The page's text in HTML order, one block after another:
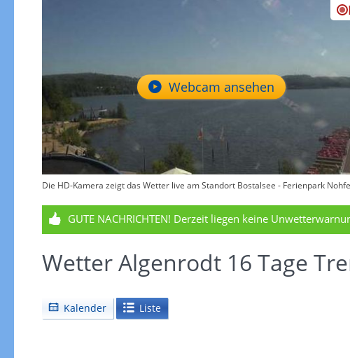
Webcam ansehen
Die HD-Kamera zeigt das Wetter live am Standort Bostalsee - Ferienpark
GUTE NACHRICHTEN! Derzeit liegen keine
Wetter Algenrodt 16 Tage
Kalender Liste